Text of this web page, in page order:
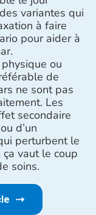
variantes qui
à faire
pour aider à
ou
de
ne sont pas
Les
secondaire
d’un
perturbent le
vaut le coup
soins.